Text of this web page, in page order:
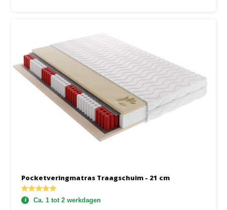
Pocketveringmatras Traagschuim - 21 cm
Ca. 1 tot 2 werkdagen